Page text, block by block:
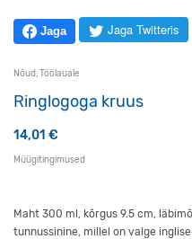
Jaga Jaga Twitteris
Nõud,Töölauale
Ringlogoga kruus
14,01 €
Müügitingimused
Maht 300 ml, kõrgus 9.5 cm,
tunnussinine, millel on valge